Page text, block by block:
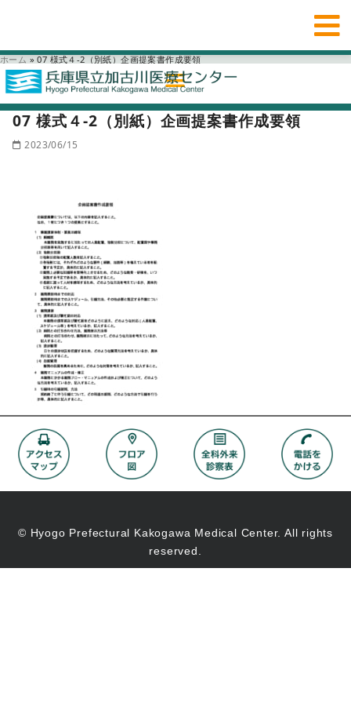
ホーム » 07 様式４-2（別紙）企画提案書作成要領
07 様式４-2（別紙）企画提案書作成要領
2023/06/15
© Hyogo Prefectural Kakogawa Medical Center. All rights
reserved.